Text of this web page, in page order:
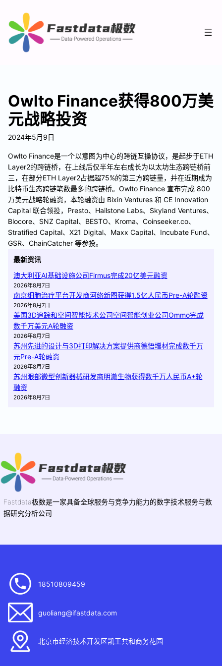
Owlto Finance获得800万美
元战略投资
2024年5月9日
Owlto Finance是一个以意图为中心的跨链互操协议，是起步于ETH
Layer2的跨链桥，在上线后仅半年左右成长为以太坊生态跨链桥前
三，在部分ETH Layer2占据超75%的第三方跨链量，并在近期成为
比特币生态跨链笔数最多的跨链桥。Owlto Finance 宣布完成 800
万美元战略轮融资，本轮融资由 Bixin Ventures 和 CE Innovation
Capital 联合领投，Presto、Hailstone Labs、Skyland Ventures、
Blocore、SNZ Capital、BESTO、Kroma、Coinseeker.co、
Stratified Capital、X21 Digital、Maxx Capital、Incubate Fund、
GSR、ChainCatcher 等参投。
最新资讯
澳大利亚AI基础设施公司Firmus完成20亿美元融资
2026年8月7日
南京细胞治疗平台开发商河络新图获得1.5亿人民币Pre-A轮融资
2026年8月7日
美国3D追踪和空间智能技术公司空间智能创业公司Ommo完成
数千万美元A轮融资
2026年8月7日
苏州先进的设计与3D打印解决方案提供商德悟增材完成数千万
元Pre-A轮融资
2026年8月7日
苏州眼部微型创新器械研发商明澈生物获得数千万人民币A+轮
融资
2026年8月7日
Fastdata极数是一家具备全球服务与竞争力能力的数字技术服务与数
据研究分析公司
18510809459
guoliang@ifastdata.com
北京市经济技术开发区凯王共和商务花园